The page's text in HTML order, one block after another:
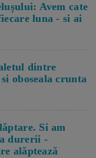
Avem cate
luna - si ai
dintre
oboseala crunta
Si am
durerii -
alăptează